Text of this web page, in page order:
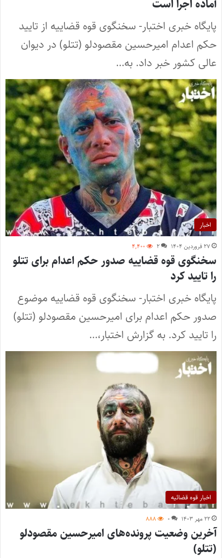
آماده اجرا است
پایگاه خبری اختبار- سخنگوی قوه قضاییه از تایید
حکم اعدام امیرحسین مقصودلو (تتلو) در دیوان
عالی کشور خبر داد. به…
اخبار
۲۷ فروردین ۱۴۰۴ ۲ ۴,۴۰۰
سخنگوی قوه قضاییه صدور حکم اعدام برای تتلو
را تایید کرد
پایگاه خبری اختبار- سخنگوی قوه قضاییه موضوع
صدور حکم اعدام برای امیرحسین مقصودلو (تتلو)
را تایید کرد. به گزارش اختبار،…
اخبار قوه قضائیه
۲۲ مهر ۱۴۰۳ ۰ ۸۸۸
آخرین وضعیت پرونده‌های امیرحسین مقصودلو
(تتلو)